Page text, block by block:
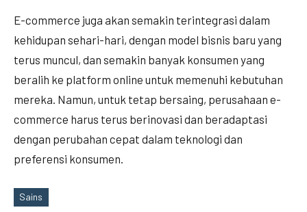
E-commerce juga akan semakin terintegrasi dalam
kehidupan sehari-hari, dengan model bisnis baru yang
terus muncul, dan semakin banyak konsumen yang
beralih ke platform online untuk memenuhi kebutuhan
mereka. Namun, untuk tetap bersaing, perusahaan e-
commerce harus terus berinovasi dan beradaptasi
dengan perubahan cepat dalam teknologi dan
preferensi konsumen.
Tags
Sains